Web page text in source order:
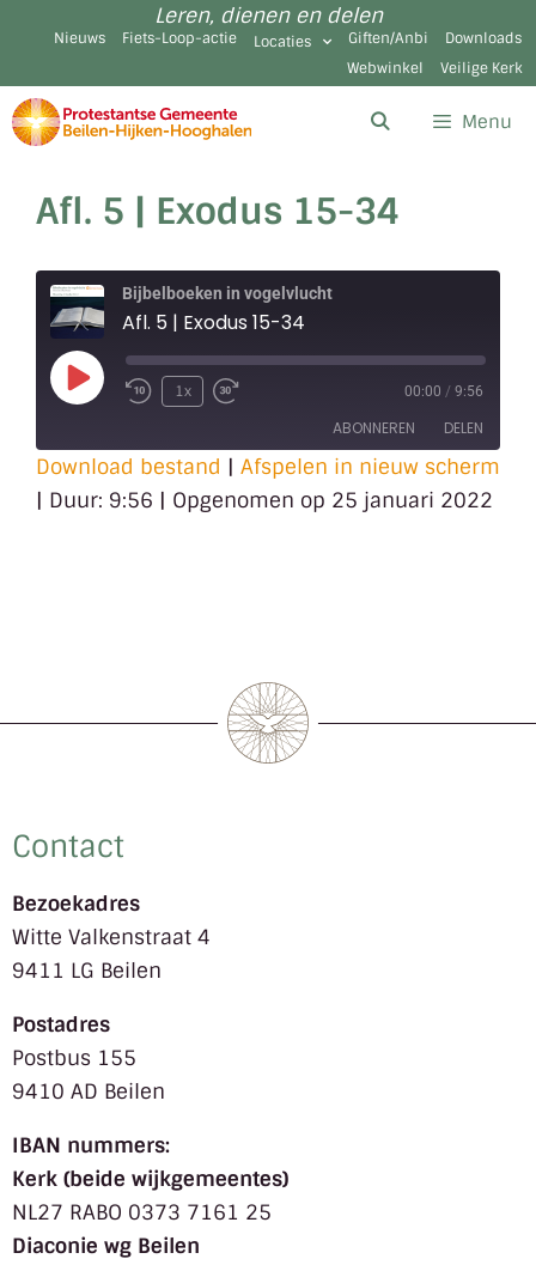
Leren, dienen en delen
Nieuws Fiets-Loop-actie Locaties Giften/Anbi
Downloads
Webwinkel
Veilige Kerk
Menu
Afl. 5 | Exodus 15-34
Bijbelboeken in vogelvlucht
Afl. 5 | Exodus 15-34
1x 00:00 / 9:56
ABONNEREN DELEN
RSS FEED
DELEN
Download bestand | Afspelen in nieuw scherm
| Duur: 9:56 | Opgenomen op 25 januari 2022
Contact
Bezoekadres
Witte Valkenstraat 4
9411 LG Beilen
Postadres
Postbus 155
9410 AD Beilen
IBAN nummers:
Kerk (beide wijkgemeentes)
NL27 RABO 0373 7161 25
Diaconie wg Beilen